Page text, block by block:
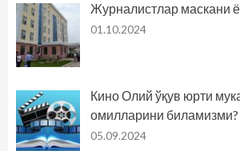
Журналистлар маскани
01.10.2024
Кино Олий ўқув юрти
омилларини биламизми?
05.09.2024